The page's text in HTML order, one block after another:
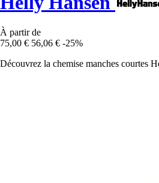
À partir de
75,00 € 56,06 € -25%
Découvrez la chemise manches courtes